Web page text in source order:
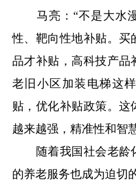
马亮：“不是大水漫
性、靶向性地补贴。买
品才补贴，高科技产品
老旧小区加装电梯这
贴，优化补贴政策。这
越来越强，精准性和智
随着我国社会老龄
的养老服务也成为迫切